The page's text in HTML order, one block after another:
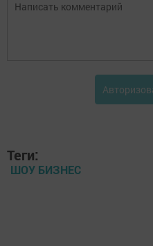
Теги:
ШОУ БИЗНЕС